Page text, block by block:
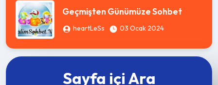
Geçmişten Günümüze Sohbet
heartLeSs 03 Ocak 2024
Sayfa içi Ara